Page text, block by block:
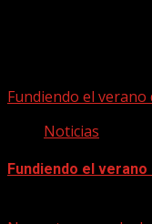
Fundiendo el verano
Noticias
Fundiendo el